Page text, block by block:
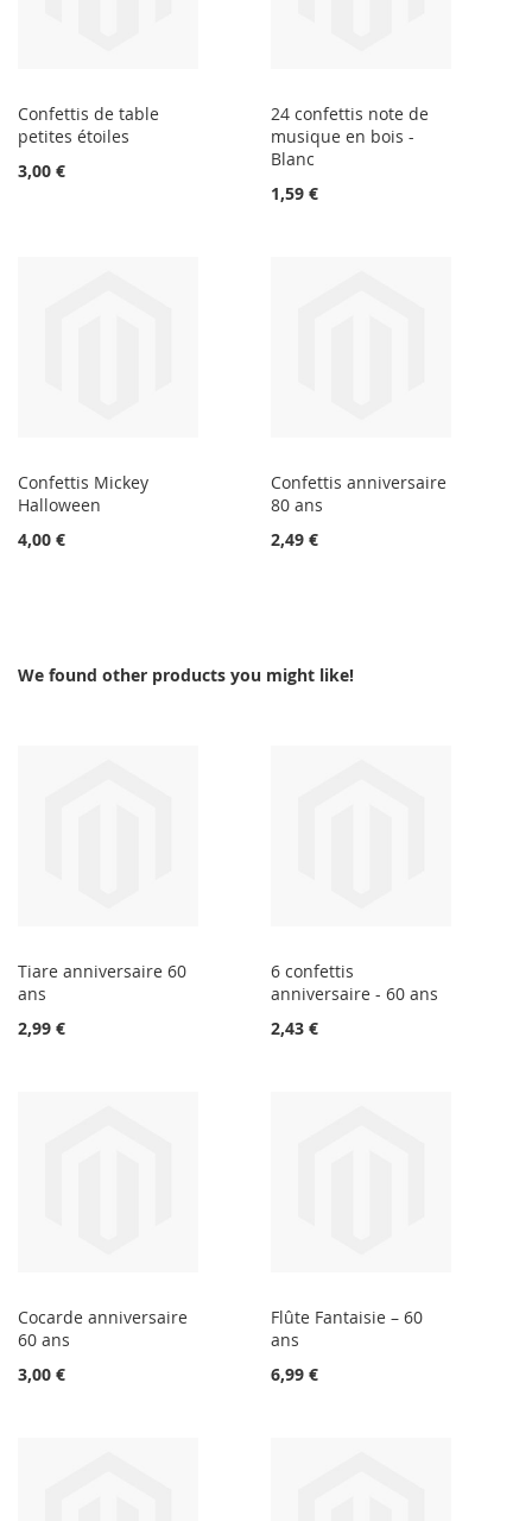
Confettis de table
petites étoiles
3,00 €
24 confettis note de
musique en bois -
Blanc
1,59 €
Confettis Mickey
Halloween
4,00 €
Confettis anniversaire
80 ans
2,49 €
We found other products you might like!
Tiare anniversaire 60
ans
2,99 €
6 confettis
anniversaire - 60 ans
2,43 €
Cocarde anniversaire
60 ans
3,00 €
Flûte Fantaisie – 60
ans
6,99 €